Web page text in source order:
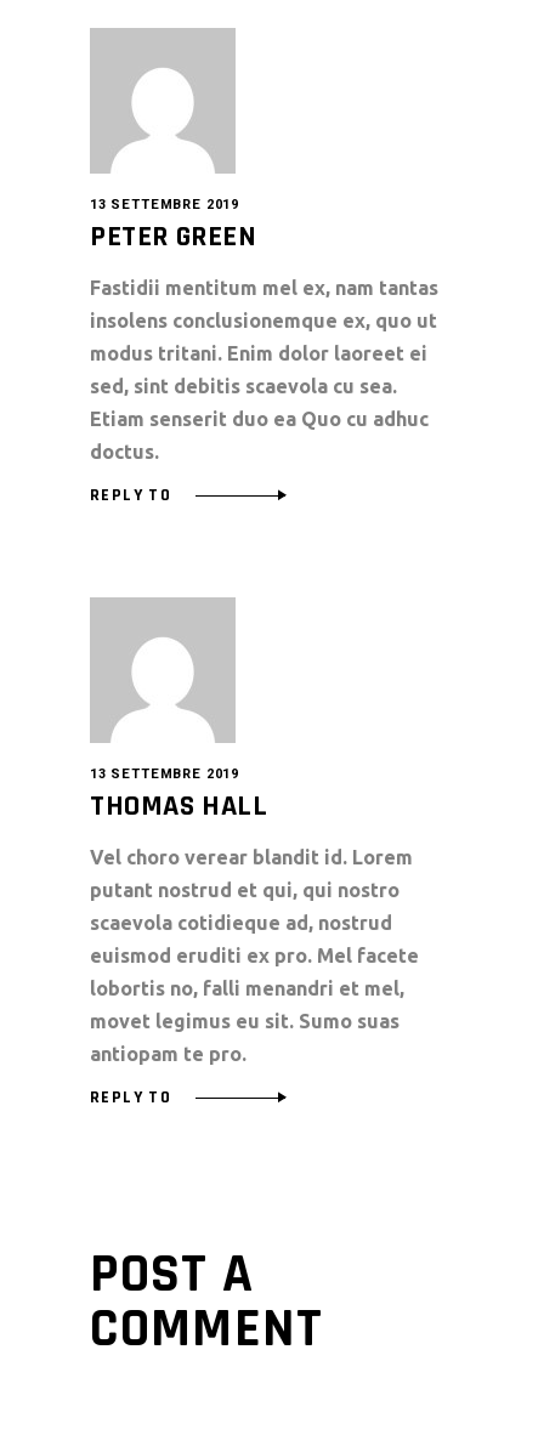
13 SETTEMBRE 2019
PETER GREEN
Fastidii mentitum mel ex, nam tantas
insolens conclusionemque ex, quo ut
modus tritani. Enim dolor laoreet ei
sed, sint debitis scaevola cu sea.
Etiam senserit duo ea Quo cu adhuc
doctus.
REPLY TO
13 SETTEMBRE 2019
THOMAS HALL
Vel choro verear blandit id. Lorem
putant nostrud et qui, qui nostro
scaevola cotidieque ad, nostrud
euismod eruditi ex pro. Mel facete
lobortis no, falli menandri et mel,
movet legimus eu sit. Sumo suas
antiopam te pro.
REPLY TO
POST A
COMMENT